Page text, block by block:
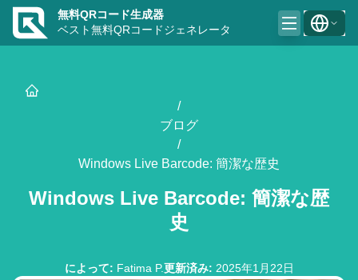
無料QRコード生成器
ベスト無料QRコードジェネレータ
/
ブログ
/
Windows Live Barcode: 簡潔な歴史
Windows Live Barcode: 簡潔な歴
史
によって: Fatima P.更新済み: 2025年1月22日